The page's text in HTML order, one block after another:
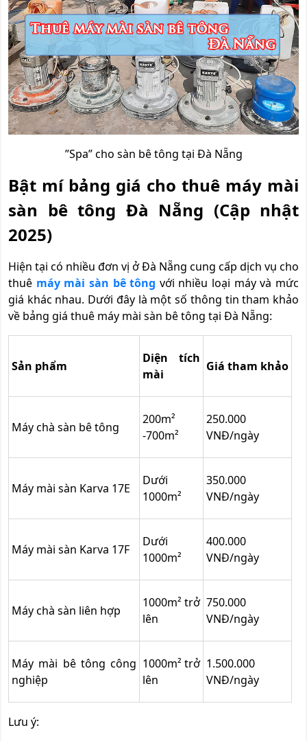
”Spa” cho sàn bê tông tại Đà Nẵng
Bật mí bảng giá cho thuê máy mài
sàn bê tông Đà Nẵng (Cập nhật
2025)
Hiện tại có nhiều đơn vị ở Đà Nẵng cung cấp dịch vụ cho
thuê máy mài sàn bê tông với nhiều loại máy và mức
giá khác nhau. Dưới đây là một số thông tin tham khảo
về bảng giá thuê máy mài sàn bê tông tại Đà Nẵng:
Sản phẩm
Diện tích
mài
Giá tham khảo
Máy chà sàn bê tông
200m²
-700m²
250.000
VNĐ/ngày
Máy mài sàn Karva 17E
Dưới
1000m²
350.000
VNĐ/ngày
Máy mài sàn Karva 17F
Dưới
1000m²
400.000
VNĐ/ngày
Máy chà sàn liên hợp
1000m² trở
lên
750.000
VNĐ/ngày
Máy mài bê tông công
nghiệp
1000m² trở
lên
1.500.000
VNĐ/ngày
Lưu ý: